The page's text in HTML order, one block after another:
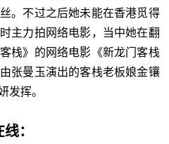
。不过之后她未能在香港觅得
主力拍网络电影，当中她在翻
栈》的网络电影《新龙门客栈
张曼玉演出的客栈老板娘金镶
发挥。
：